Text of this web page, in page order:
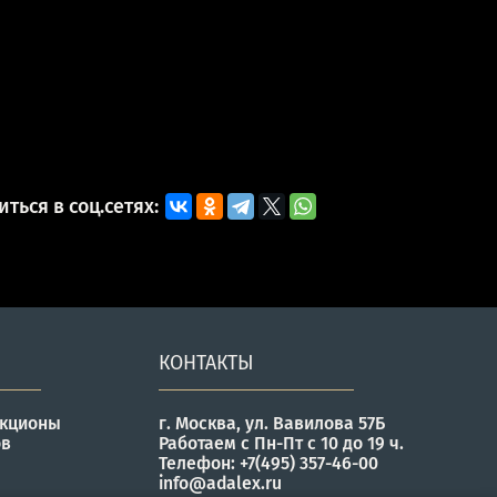
в соц.сетях:
КОНТАКТЫ
г. Москва, ул. Вавилова 57Б
Работаем с Пн-Пт с 10 до 19 ч.
Телефон: +7(495) 357-46-00
info@adalex.ru